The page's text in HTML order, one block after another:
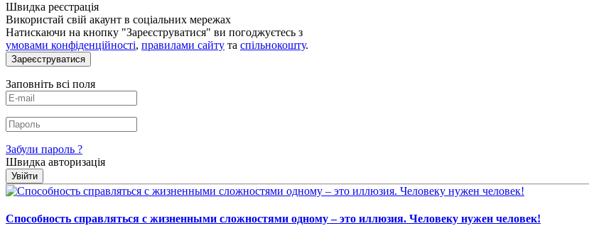
Швидка реєстрація
Використай свій акаунт в соціальних мережах
Натискаючи на кнопку "Зареєструватися" ви погоджуєтесь з
умовами конфіденційності, правилами сайту та спільнокошту.
Зареєструватися
Заповніть всі поля
Забули пароль ?
Швидка авторизація
Увійти
Способность справляться с жизненными сложностями одному – это иллюзия. Человеку нужен человек!